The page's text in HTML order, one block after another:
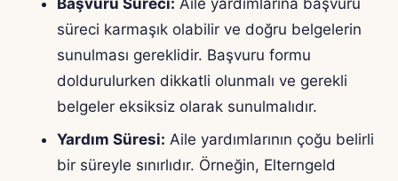
Başvuru Süreci: Aile yardımlarına başvuru
süreci karmaşık olabilir ve doğru belgelerin
sunulması gereklidir. Başvuru formu
doldurulurken dikkatli olunmalı ve gerekli
belgeler eksiksiz olarak sunulmalıdır.
Yardım Süresi: Aile yardımlarının çoğu belirli
bir süreyle sınırlıdır. Örneğin, Elterngeld